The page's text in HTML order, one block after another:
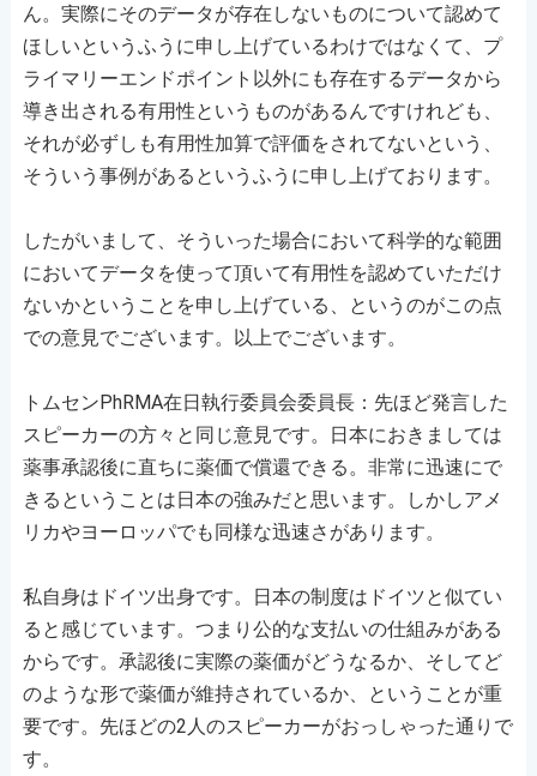
ん。実際にそのデータが存在しないものについて認めて
ほしいというふうに申し上げているわけではなくて、プ
ライマリーエンドポイント以外にも存在するデータから
導き出される有用性というものがあるんですけれども、
それが必ずしも有用性加算で評価をされてないという、
そういう事例があるというふうに申し上げております。
したがいまして、そういった場合において科学的な範囲
においてデータを使って頂いて有用性を認めていただけ
ないかということを申し上げている、というのがこの点
での意見でございます。以上でございます。
トムセンPhRMA在日執行委員会委員長：先ほど発言した
スピーカーの方々と同じ意見です。日本におきましては
薬事承認後に直ちに薬価で償還できる。非常に迅速にで
きるということは日本の強みだと思います。しかしアメ
リカやヨーロッパでも同様な迅速さがあります。
私自身はドイツ出身です。日本の制度はドイツと似てい
ると感じています。つまり公的な支払いの仕組みがある
からです。承認後に実際の薬価がどうなるか、そしてど
のような形で薬価が維持されているか、ということが重
要です。先ほどの2人のスピーカーがおっしゃった通りで
す。